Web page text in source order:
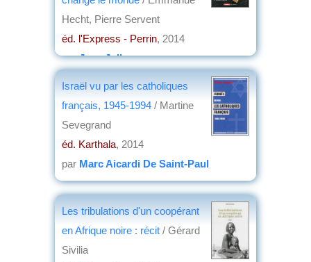
Hecht, Pierre Servent
éd. l'Express - Perrin, 2014
parJean Jolly
Israël vu par les catholiques
français, 1945-1994 / Martine
Sevegrand
éd. Karthala, 2014
par Marc Aicardi De Saint-Paul
Les tribulations d'un coopérant
en Afrique noire : récit / Gérard
Sivilia